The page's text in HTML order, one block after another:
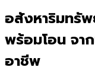
อสังหาริมทรั
พร้อมโอน จา
อาชีพ